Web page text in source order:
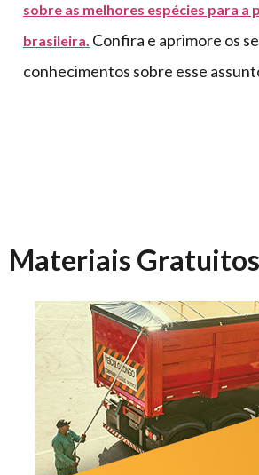
sobre as melhores espécies para a
brasileira. Confira e aprimore os
conhecimentos sobre esse
Materiais Gratuitos